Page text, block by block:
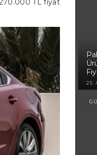
270.000 TL fiyat
25